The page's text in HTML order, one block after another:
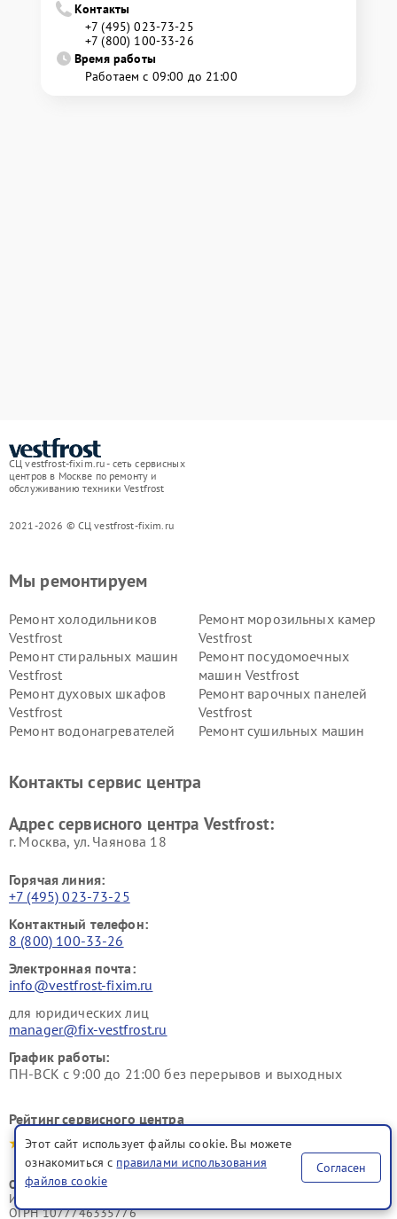
Контакты
+7 (495) 023-73-25
+7 (800) 100-33-26
Время работы
Работаем с 09:00 до 21:00
СЦ vestfrost-fixim.ru - сеть сервисных
центров в Москве по ремонту и
обслуживанию техники Vestfrost
2021-2026 © СЦ vestfrost-fixim.ru
Мы ремонтируем
Ремонт холодильников
Vestfrost
Ремонт морозильных камер
Vestfrost
Ремонт стиральных машин
Vestfrost
Ремонт посудомоечных
машин Vestfrost
Ремонт духовых шкафов
Vestfrost
Ремонт варочных панелей
Vestfrost
Ремонт водонагревателей
Ремонт сушильных машин
Vestfrost
Контакты сервис центра
Адрес сервисного центра Vestfrost:
г. Москва, ул. Чаянова 18
Горячая линия:
+7 (495) 023-73-25
Контактный телефон:
8 (800) 100-33-26
Электронная почта:
info@vestfrost-fixim.ru
для юридических лиц
manager@fix-vestfrost.ru
График работы:
ПН-ВСК с 9:00 до 21:00 без перерывов и выходных
Рейтинг сервисного центра
4.9-5.0
ООО "Русервис"
ИНН 7702633247
ОГРН 1077746335776
Этот сайт использует файлы cookie. Вы можете
ознакомиться с правилами использования
файлов cookie
Согласен